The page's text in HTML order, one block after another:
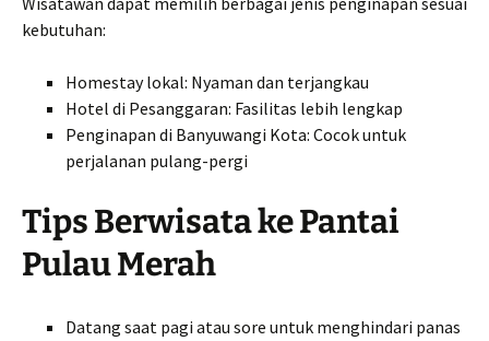
kebutuhan:
Homestay lokal: Nyaman dan terjangkau
Hotel di Pesanggaran: Fasilitas lebih lengkap
Penginapan di Banyuwangi Kota: Cocok untuk
perjalanan pulang-pergi
Tips Berwisata ke Pantai
Pulau Merah
Datang saat pagi atau sore untuk menghindari panas